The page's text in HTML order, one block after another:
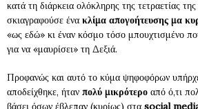
κατά τη διάρκεια ολόκληρης της τετραετίας
σκιαγραφούσε ένα κλίμα απογοήτευσης μα
«ως εδώ» κι έναν κόσμο τόσο μπουχτισμένο
για να «μαυρίσει» τη Δεξιά.
Προφανώς και αυτό το κύμα ψηφοφόρων
αποδείχθηκε, ήταν πολύ μικρότερο από ό,τι
βάσει όσων έβλεπαν (κυρίως) στα social